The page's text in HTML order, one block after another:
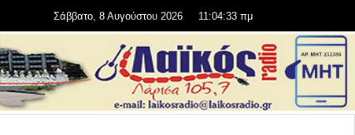
Σάββατο, 8 Αυγούστου 2026 11:04:33 πμ